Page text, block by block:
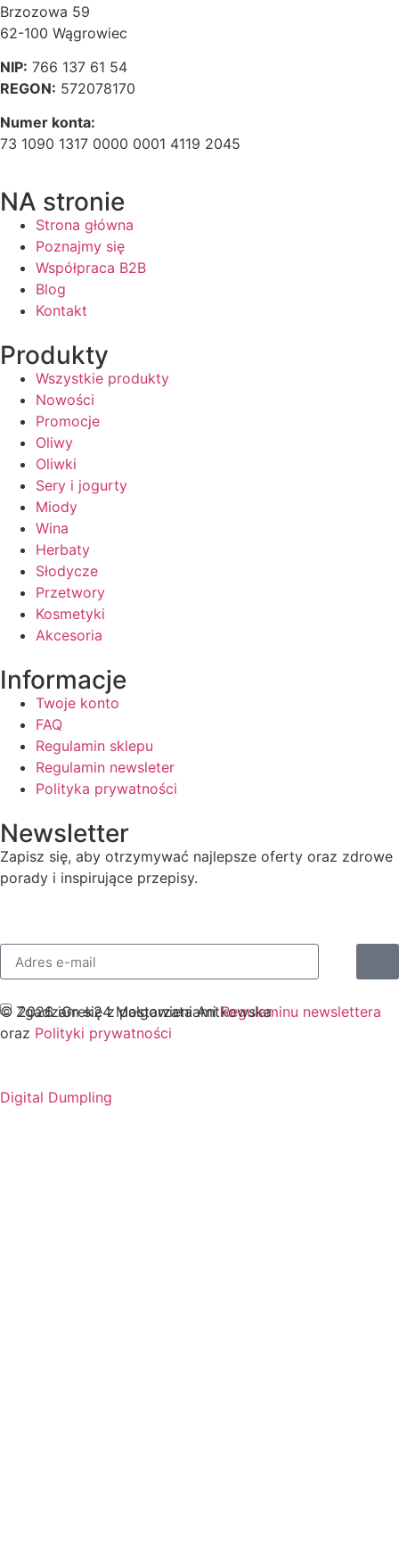
Brzozowa 59
62-100 Wągrowiec
NIP: 766 137 61 54
REGON: 572078170
Numer konta:
73 1090 1317 0000 0001 4119 2045
NA stronie
Strona główna
Poznajmy się
Współpraca B2B
Blog
Kontakt
Produkty
Wszystkie produkty
Nowości
Promocje
Oliwy
Oliwki
Sery i jogurty
Miody
Wina
Herbaty
Słodycze
Przetwory
Kosmetyki
Akcesoria
Informacje
Twoje konto
FAQ
Regulamin sklepu
Regulamin newsleter
Polityka prywatności
Newsletter
Zapisz się, aby otrzymywać najlepsze oferty oraz zdrowe
porady i inspirujące przepisy.
Zgadzam się z postawieniamiRegulaminu newslettera
oraz Polityki prywatności
© 2026 iGrek24 Małgorzata Antkowska
Digital Dumpling